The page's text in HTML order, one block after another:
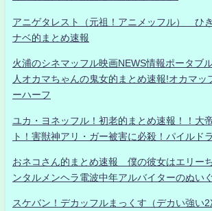
アニゲタレスト（元祖！アニメッフル） ひ
ナベ的まとめ速報
火浦のシネマッフル映画NEWS情報ポータブ
人オカマちゃんの鬼女的まとめ速報!オカマッ
ーハーフ
ユカ・ヨネッフル！初老的まとめ速報！！大
ト！害獣神アリ・ガー被害に必殺！パイルド
おネコさん的まとめ速報 僕の彼女はエリー
ンタルメンヘラ電波中年アルバイターのぬい
スケバン！デカッフルまっくす（デカい強い